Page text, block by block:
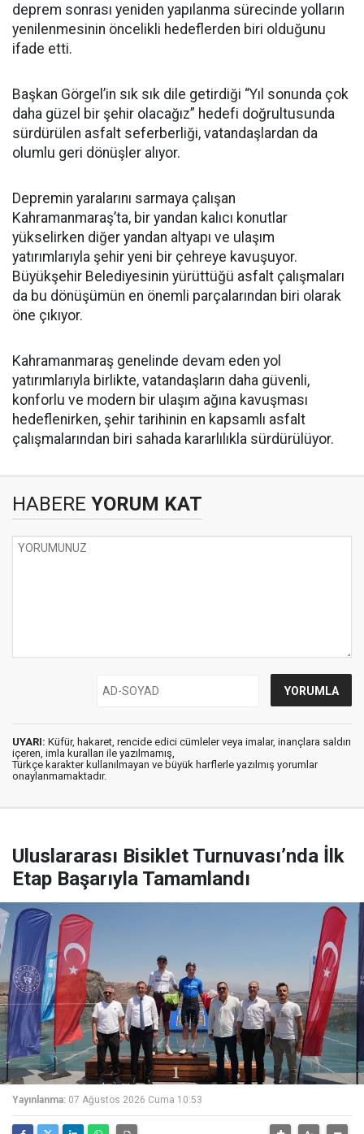
deprem sonrası yeniden yapılanma sürecinde yolların
yenilenmesinin öncelikli hedeflerden biri olduğunu
ifade etti.
Başkan Görgel’in sık sık dile getirdiği “Yıl sonunda çok
daha güzel bir şehir olacağız” hedefi doğrultusunda
sürdürülen asfalt seferberliği, vatandaşlardan da
olumlu geri dönüşler alıyor.
Depremin yaralarını sarmaya çalışan
Kahramanmaraş’ta, bir yandan kalıcı konutlar
yükselirken diğer yandan altyapı ve ulaşım
yatırımlarıyla şehir yeni bir çehreye kavuşuyor.
Büyükşehir Belediyesinin yürüttüğü asfalt çalışmaları
da bu dönüşümün en önemli parçalarından biri olarak
öne çıkıyor.
Kahramanmaraş genelinde devam eden yol
yatırımlarıyla birlikte, vatandaşların daha güvenli,
konforlu ve modern bir ulaşım ağına kavuşması
hedeflenirken, şehir tarihinin en kapsamlı asfalt
çalışmalarından biri sahada kararlılıkla sürdürülüyor.
HABERE YORUM KAT
UYARI: Küfür, hakaret, rencide edici cümleler veya imalar, inançlara saldırı
içeren, imla kuralları ile yazılmamış,
Türkçe karakter kullanılmayan ve büyük harflerle yazılmış yorumlar
onaylanmamaktadır.
Uluslararası Bisiklet Turnuvası’nda İlk
Etap Başarıyla Tamamlandı
Yayınlanma: 07 Ağustos 2026 Cuma 10:53